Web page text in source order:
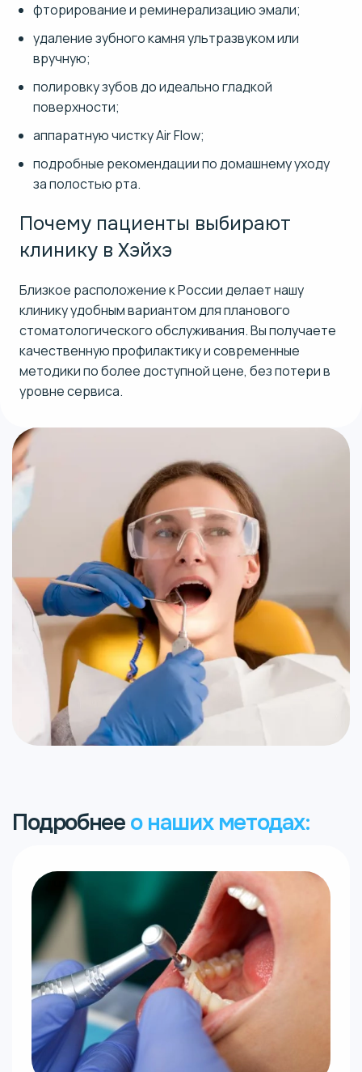
фторирование и реминерализацию эмали;
удаление зубного камня ультразвуком или
вручную;
полировку зубов до идеально гладкой
поверхности;
аппаратную чистку Air Flow;
подробные рекомендации по домашнему уходу
за полостью рта.
Почему пациенты выбирают
клинику в Хэйхэ
Близкое расположение к России делает нашу
клинику удобным вариантом для планового
стоматологического обслуживания. Вы получаете
качественную профилактику и современные
методики по более доступной цене, без потери в
уровне сервиса.
Подробнеео наших методах: